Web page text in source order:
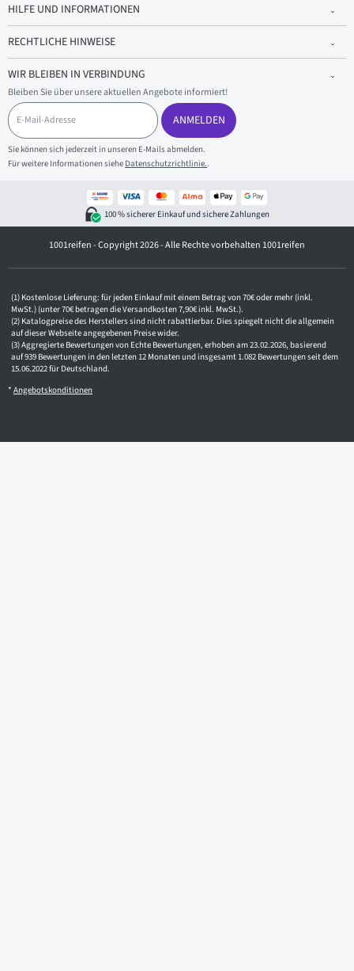
HILFE UND INFORMATIONEN
RECHTLICHE HINWEISE
WIR BLEIBEN IN VERBINDUNG
Bleiben Sie über unsere aktuellen Angebote informiert!
E
-
M
a
i
l
e
ANMELDEN
Sie können sich jederzeit in unseren E-Mails abmelden.
Für weitere Informationen siehe Datenschutzrichtlinie..
100 % sicherer Einkauf und sichere Zahlungen
1001reifen - Copyright 2026 - Alle Rechte vorbehalten 1001reifen
Kostenlose Lieferung: für jeden Einkauf mit einem Betrag von 70€ oder mehr (inkl.
MwSt.) (unter 70€ betragen die Versandkosten 7,90€ inkl. MwSt.).
Katalogpreise des Herstellers sind nicht rabattierbar. Dies spiegelt nicht die allgemein
auf dieser Webseite angegebenen Preise wider.
Aggregierte Bewertungen von Echte Bewertungen, erhoben am 23.02.2026, basierend
auf 939 Bewertungen in den letzten 12 Monaten und insgesamt 1.082 Bewertungen seit dem
15.06.2022 für Deutschland.
* Angebotskonditionen